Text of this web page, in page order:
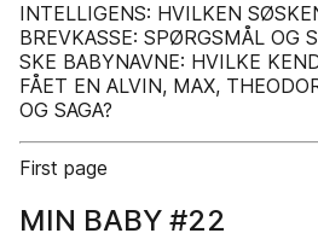
INTELLIGENS: HVILKEN
BREVKASSE: SPØRGSMÅL OG
SKE BABYNAVNE: HVILKE
FÅET EN ALVIN, MAX,
OG SAGA?
First page
MIN BABY #22